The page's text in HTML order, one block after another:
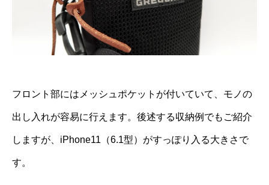
フロント部にはメッシュポケットが付いていて、モノの
出し入れが容易に行えます。後述する収納例でもご紹介
しますが、iPhone11（6.1型）がすっぽり入る大きさで
す。